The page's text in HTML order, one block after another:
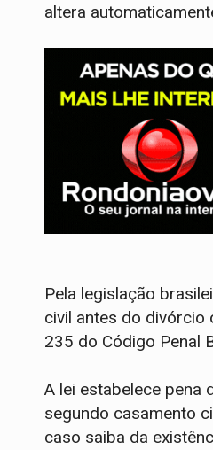
altera
Pela legislação
civil antes do divórcio
235 do Código Penal
A lei estabelece pena
segundo casamento
caso saiba da